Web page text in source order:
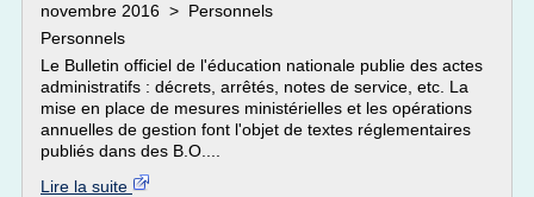
novembre 2016 > Personnels
Personnels
Le Bulletin officiel de l'éducation nationale publie des actes
administratifs : décrets, arrêtés, notes de service, etc. La
mise en place de mesures ministérielles et les opérations
annuelles de gestion font l'objet de textes réglementaires
publiés dans des B.O....
Lire la suite